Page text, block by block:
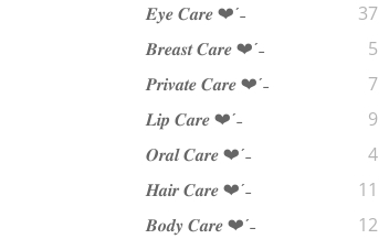
𝑬𝒚𝒆 𝑪𝒂𝒓𝒆 ❤︎‬ˊ‪‪˗
37
𝑩𝒓𝒆𝒂𝒔𝒕 𝑪𝒂𝒓𝒆 ❤︎‬ˊ‪‪˗
5
𝑷𝒓𝒊𝒗𝒂𝒕𝒆 𝑪𝒂𝒓𝒆 ❤︎‬ˊ‪‪˗
7
𝑳𝒊𝒑 𝑪𝒂𝒓𝒆 ❤︎‬ˊ‪‪˗
9
𝑶𝒓𝒂𝒍 𝑪𝒂𝒓𝒆 ❤︎‬ˊ‪‪˗
4
𝑯𝒂𝒊𝒓 𝑪𝒂𝒓𝒆 ❤︎‬ˊ‪‪˗
11
𝑩𝒐𝒅𝒚 𝑪𝒂𝒓𝒆 ❤︎‬ˊ‪‪˗
12